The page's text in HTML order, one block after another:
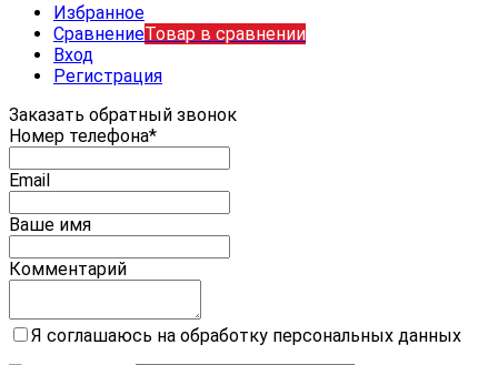
Избранное
СравнениеТовар в сравнении
Вход
Регистрация
Заказать обратный звонок
Номер телефона*
Email
Ваше имя
Комментарий
Я соглашаюсь на обработку персональных данных